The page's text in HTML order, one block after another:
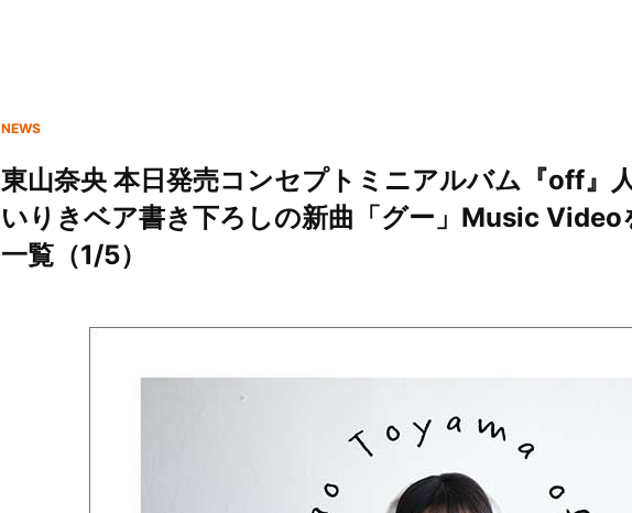
NEWS
東山奈央 本日発売コンセプトミニアルバム『off』
いりきベア書き下ろしの新曲「グー」Music Video
一覧（1/5）